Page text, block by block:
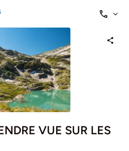
VUE SUR LES